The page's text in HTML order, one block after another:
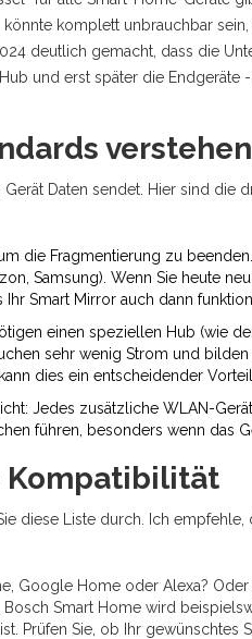
komplett unbrauchbar
deutlich gemacht, dass die
und erst später die Endgeräte
verstehen
Daten sendet. Hier sind die
die Fragmentierung zu
Samsung). Wenn Sie heute
Smart Mirror auch dann
einen speziellen Hub (wie
sehr wenig Strom und
dies ein entscheidender Vorteil
Jedes zusätzliche WLAN-
führen, besonders wenn das
Kompatibilität
diese Liste durch. Ich empfehle,
Google Home oder Alexa?
Smart Home wird
Prüfen Sie, ob Ihr gewünschtes